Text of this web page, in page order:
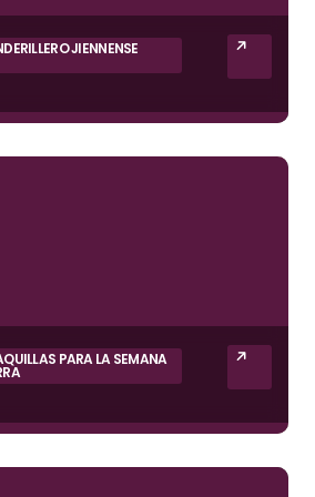
JIENNENSE
PARA LA SEMANA